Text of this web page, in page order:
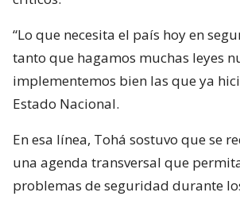
“Lo que necesita el país hoy en
tanto que hagamos muchas leyes
implementemos bien las que ya
Estado Nacional.
En esa línea, Tohá sostuvo que se
una agenda transversal que
problemas de seguridad durante